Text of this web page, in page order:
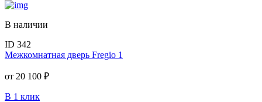
В наличии
ID 342
Межкомнатная дверь Fregio 1
от 20 100 ₽
В 1 клик